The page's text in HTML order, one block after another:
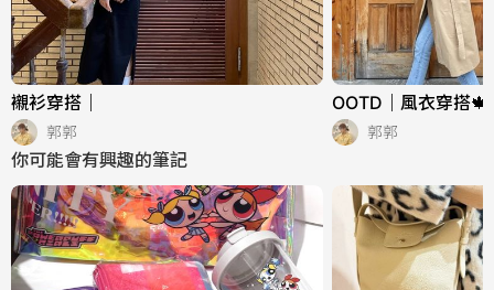
襯衫穿搭｜
郭郭
OOTD｜風衣穿搭🍁
郭郭
你可能會有興趣的筆記